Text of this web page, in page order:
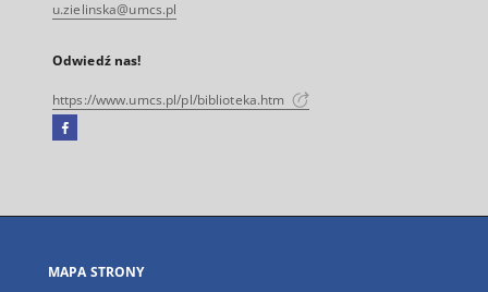
u.zielinska@umcs.pl
Odwiedź nas!
https://www.umcs.pl/pl/biblioteka.htm
Facebook
się
karcie
MAPA STRONY